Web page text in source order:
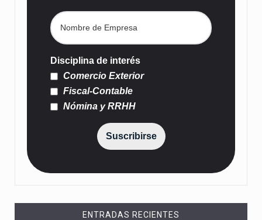
Disciplina de interés
Comercio Exterior
Fiscal-Contable
Nómina y RRHH
Suscribirse
ENTRADAS RECIENTES